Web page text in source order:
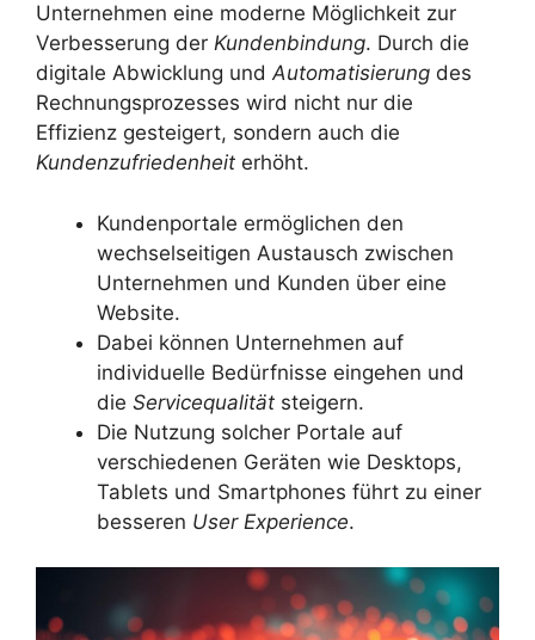
Unternehmen eine moderne Möglichkeit zur
Verbesserung der Kundenbindung. Durch die
digitale Abwicklung undAutomatisierung des
Rechnungsprozesses wird nicht nur die
Effizienz gesteigert, sondern auch die
Kundenzufriedenheit erhöht.
Kundenportale ermöglichen den
wechselseitigen Austausch zwischen
Unternehmen und Kunden über eine
Website.
Dabei können Unternehmen auf
individuelle Bedürfnisse eingehen und
die Servicequalität steigern.
Die Nutzung solcher Portale auf
verschiedenen Geräten wie Desktops,
Tablets und Smartphones führt zu einer
besseren User Experience.